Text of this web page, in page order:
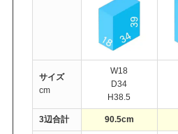
サイズ
cm
W18
D34
H38.5
3辺合計 90.5cm